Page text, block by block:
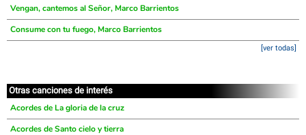
Vengan, cantemos al Señor, Marco Barrientos
Consume con tu fuego, Marco Barrientos
[ver todas]
Otras canciones de interés
Acordes de La gloria de la cruz
Acordes de Santo cielo y tierra